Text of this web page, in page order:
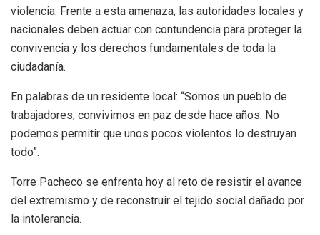
violencia. Frente a esta amenaza, las autoridades locales y
nacionales deben actuar con contundencia para proteger la
convivencia y los derechos fundamentales de toda la
ciudadanía.
En palabras de un residente local: “Somos un pueblo de
trabajadores, convivimos en paz desde hace años. No
podemos permitir que unos pocos violentos lo destruyan
todo”.
Torre Pacheco se enfrenta hoy al reto de resistir el avance
del extremismo y de reconstruir el tejido social dañado por
la intolerancia.